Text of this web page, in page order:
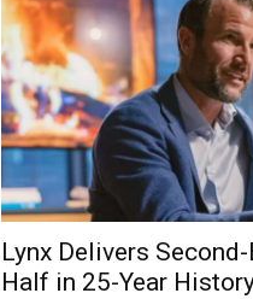
Lynx Delivers
Half in 25-Year